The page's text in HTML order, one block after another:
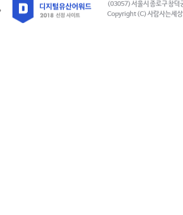
(03057) 서울시 종로구 창덕
Copyright (C) 사람사는세